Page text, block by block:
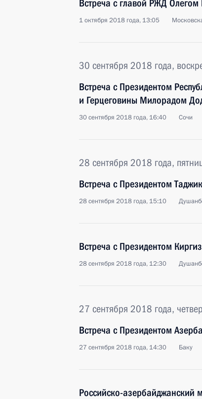
Встреча с главой РЖД
1 октября 2018 года, 13:05
30 сентября 2018 года,
Встреча с Президентом
и Герцеговины Милорадом
30 сентября 2018 года, 16:40 Сочи
28 сентября 2018 года,
Встреча с Президентом
28 сентября 2018 года, 15:10
Встреча с Президентом
28 сентября 2018 года, 12:30
27 сентября 2018 года,
Встреча с Президентом
27 сентября 2018 года, 14:30 Баку
Российско-азербайджанский